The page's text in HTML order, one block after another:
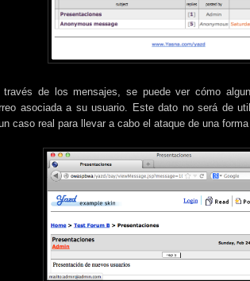
través de los mensajes, se puede ver cómo
asociada a su usuario. Este dato no será de
caso real para llevar a cabo el ataque de una